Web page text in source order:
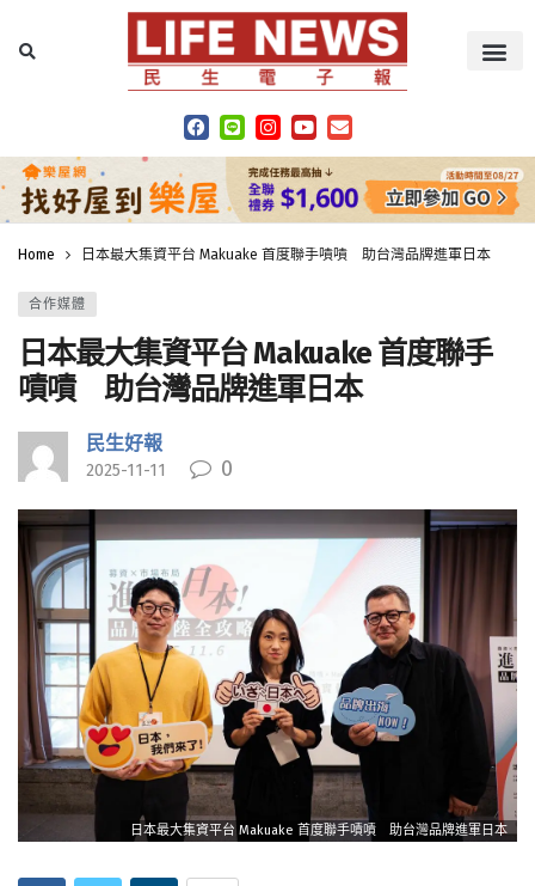
Home 日本最大集資平台 Makuake 首度聯手嘖嘖 助台灣品牌進軍日本
合作媒體
日本最大集資平台 Makuake 首度聯手
嘖嘖 助台灣品牌進軍日本
民生好報
2025-11-11 0
日本最大集資平台 Makuake 首度聯手嘖嘖 助台灣品牌進軍日本